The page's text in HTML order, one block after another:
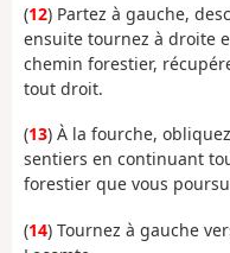
(12) Partez à gauche,
ensuite tournez à droite
chemin forestier,
tout droit.
(13) À la fourche,
sentiers en continuant
forestier que vous
(14) Tournez à gauche